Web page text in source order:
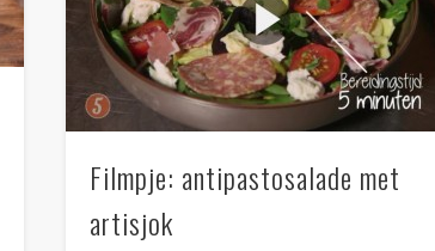
Filmpje: antipastosalade met
artisjok